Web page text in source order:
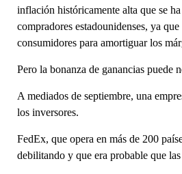
inflación históricamente alta que se
compradores estadounidenses, ya
consumidores para amortiguar los
Pero la bonanza de ganancias puede
A mediados de septiembre, una
los inversores.
FedEx, que opera en más de 200
debilitando y que era probable que